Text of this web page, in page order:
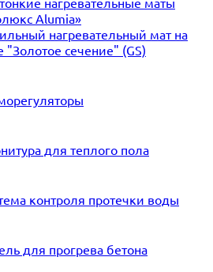
Alumia»
нагревательный мат на
"Золотое сечение" (GS)
для теплого пола
контроля протечки воды
для прогрева бетона